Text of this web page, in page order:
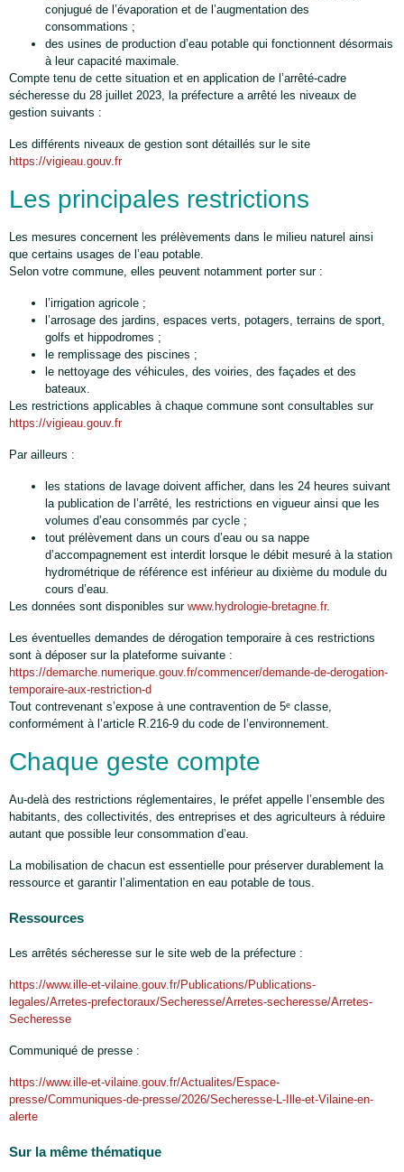
conjugué de l’évaporation et de l’augmentation des
consommations ;
des usines de production d’eau potable qui fonctionnent désormais
à leur capacité maximale.
Compte tenu de cette situation et en application de l’arrêté-cadre
sécheresse du 28 juillet 2023, la préfecture a arrêté les niveaux de
gestion suivants :
Les différents niveaux de gestion sont détaillés sur le site
https://vigieau.gouv.fr
Les principales restrictions
Les mesures concernent les prélèvements dans le milieu naturel ainsi
que certains usages de l’eau potable.
Selon votre commune, elles peuvent notamment porter sur :
l’irrigation agricole ;
l’arrosage des jardins, espaces verts, potagers, terrains de sport,
golfs et hippodromes ;
le remplissage des piscines ;
le nettoyage des véhicules, des voiries, des façades et des
bateaux.
Les restrictions applicables à chaque commune sont consultables sur
https://vigieau.gouv.fr
Par ailleurs :
les stations de lavage doivent afficher, dans les 24 heures suivant
la publication de l’arrêté, les restrictions en vigueur ainsi que les
volumes d’eau consommés par cycle ;
tout prélèvement dans un cours d’eau ou sa nappe
d’accompagnement est interdit lorsque le débit mesuré à la station
hydrométrique de référence est inférieur au dixième du module du
cours d’eau.
Les données sont disponibles sur www.hydrologie-bretagne.fr.
Les éventuelles demandes de dérogation temporaire à ces restrictions
sont à déposer sur la plateforme suivante :
https://demarche.numerique.gouv.fr/commencer/demande-de-derogation-
temporaire-aux-restriction-d
Tout contrevenant s’expose à une contravention de 5ᵉ classe,
conformément à l’article R.216-9 du code de l’environnement.
Chaque geste compte
Au-delà des restrictions réglementaires, le préfet appelle l’ensemble des
habitants, des collectivités, des entreprises et des agriculteurs à réduire
autant que possible leur consommation d’eau.
La mobilisation de chacun est essentielle pour préserver durablement la
ressource et garantir l’alimentation en eau potable de tous.
Ressources
Les arrêtés sécheresse sur le site web de la préfecture :
https://www.ille-et-vilaine.gouv.fr/Publications/Publications-
legales/Arretes-prefectoraux/Secheresse/Arretes-secheresse/Arretes-
Secheresse
Communiqué de presse :
https://www.ille-et-vilaine.gouv.fr/Actualites/Espace-
presse/Communiques-de-presse/2026/Secheresse-L-Ille-et-Vilaine-en-
alerte
Sur la même thématique